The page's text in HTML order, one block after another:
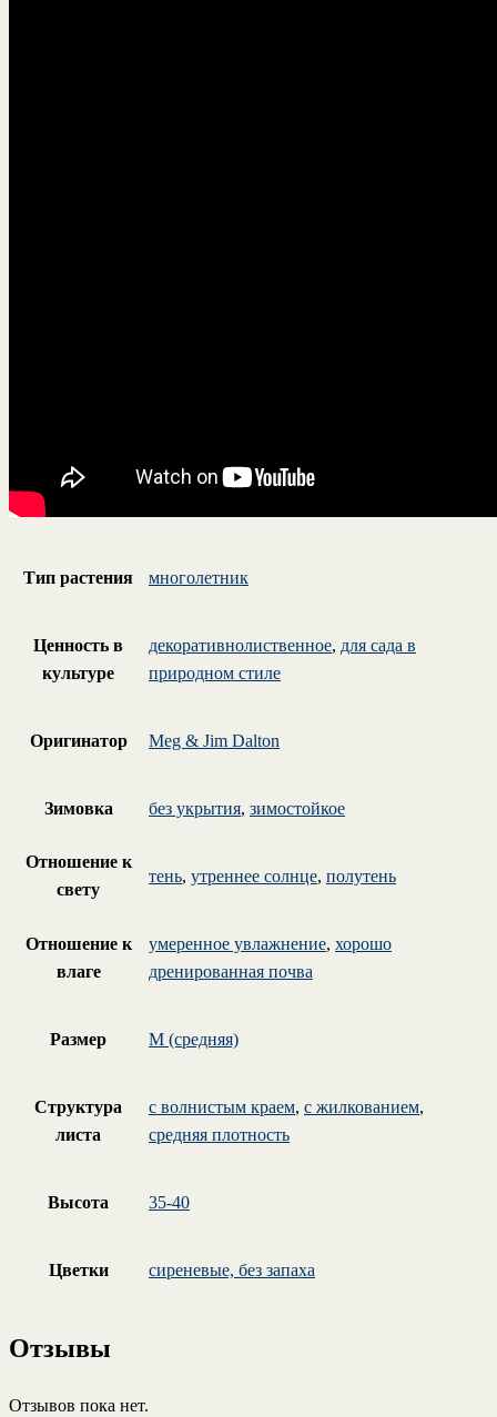
Тип растения многолетник
Ценность в
культуре
декоративнолиственное, для сада в
природном стиле
Оригинатор Meg & Jim Dalton
Зимовка без укрытия, зимостойкое
Отношение к
свету
тень, утреннее солнце, полутень
Отношение к
влаге
умеренное увлажнение, хорошо
дренированная почва
Размер M (средняя)
Структура
листа
с волнистым краем, с жилкованием,
средняя плотность
Высота 35-40
Цветки сиреневые, без запаха
Отзывы
Отзывов пока нет.